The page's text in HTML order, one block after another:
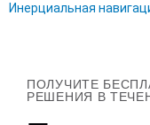
Инерциальная
ПОЛУЧИТЕ
РЕШЕНИЯ В